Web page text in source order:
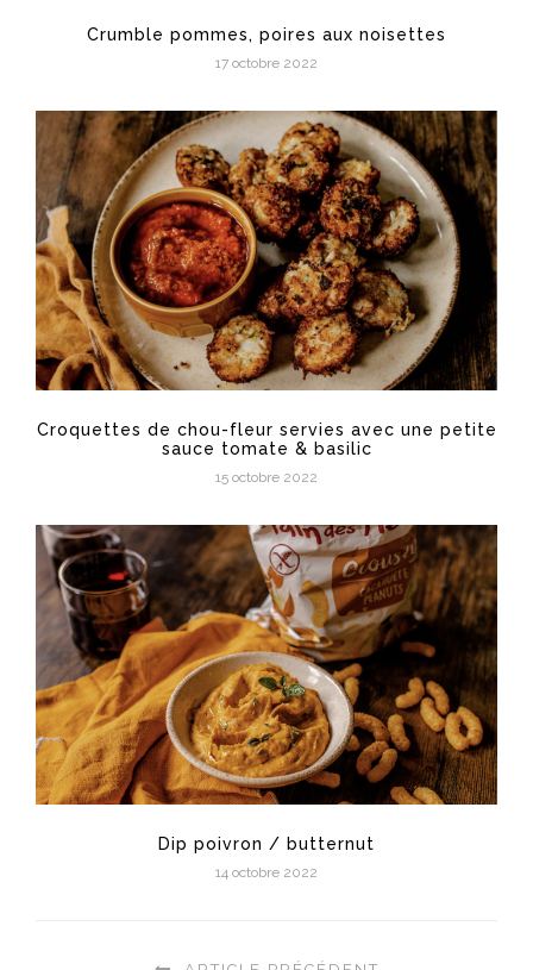
Crumble pommes, poires aux noisettes
17 octobre 2022
Croquettes de chou-fleur servies avec une petite
sauce tomate & basilic
15 octobre 2022
Dip poivron / butternut
14 octobre 2022